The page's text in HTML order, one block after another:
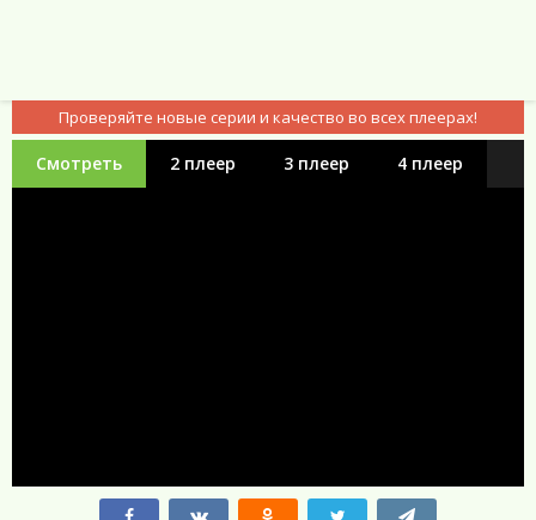
Проверяйте новые серии и качество во всех плеерах!
Смотреть 2 плеер 3 плеер 4 плеер